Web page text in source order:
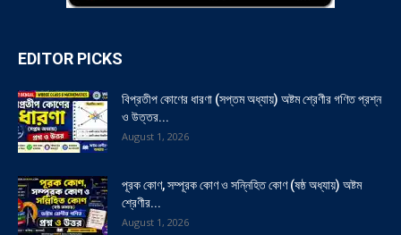
EDITOR PICKS
বিপ্রতীপ কোণের ধারণা (সপ্তম অধ্যায়) অষ্টম শ্রেণীর গণিত প্রশ্ন
ও উত্তর...
August 1, 2026
পূরক কোণ, সম্পূরক কোণ ও সন্নিহিত কোণ (ষষ্ঠ অধ্যায়) অষ্টম
শ্রেণীর...
August 1, 2026